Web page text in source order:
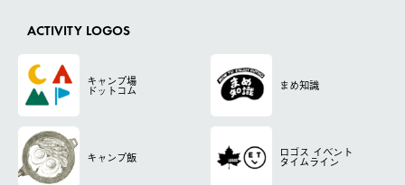
ACTIVITY LOGOS
キャンプ場
ドットコム まめ知識
キャンプ飯 ロゴス イベント
タイムライン